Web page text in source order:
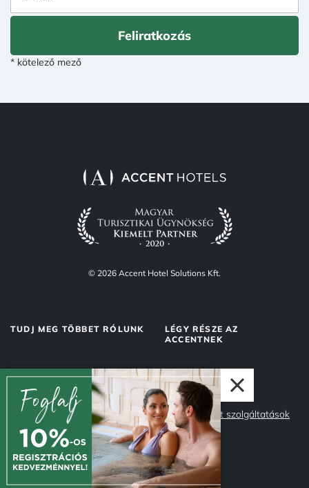
Feliratkozás
* kötelező mező
© 2026 Accent Hotel Solutions Kft.
TUDJ MEG TÖBBET RÓLUNK
Rólunk
Adatvédelem
Impresszum
Miért az Accent?
LÉGY RÉSZE AZ
ACCENTNEK
Accent Market
Management szolgáltatások
Csapatunk
Karrier